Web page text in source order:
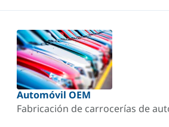
Automóvil OEM
Fabricación de carrocerías de